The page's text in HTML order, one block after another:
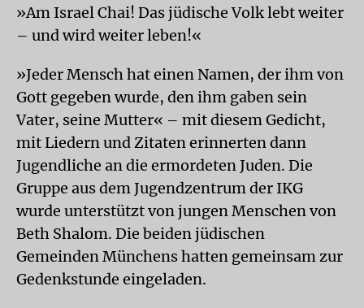
»Am Israel Chai! Das jüdische Volk lebt weiter
– und wird weiter leben!«
»Jeder Mensch hat einen Namen, der ihm von
Gott gegeben wurde, den ihm gaben sein
Vater, seine Mutter« – mit diesem Gedicht,
mit Liedern und Zitaten erinnerten dann
Jugendliche an die ermordeten Juden. Die
Gruppe aus dem Jugendzentrum der IKG
wurde unterstützt von jungen Menschen von
Beth Shalom. Die beiden jüdischen
Gemeinden Münchens hatten gemeinsam zur
Gedenkstunde eingeladen.